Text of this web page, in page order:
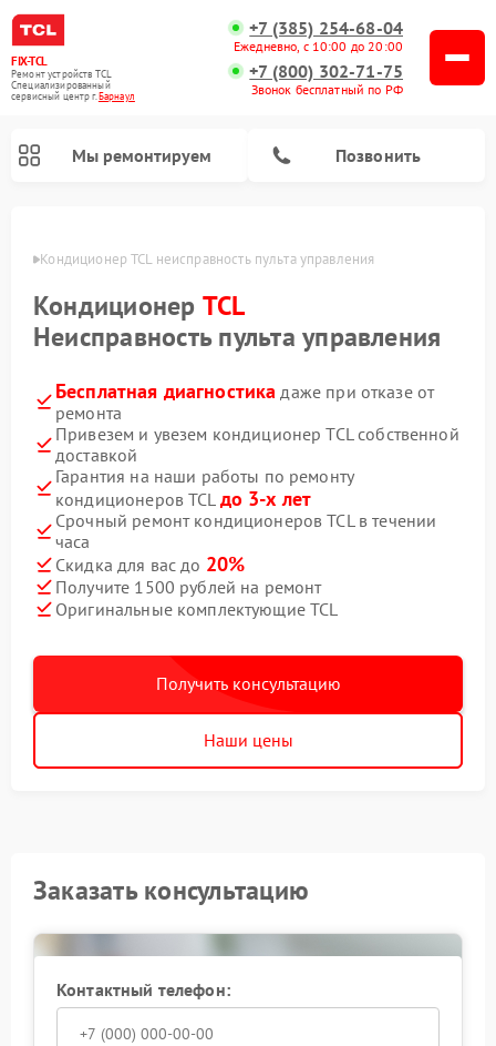
FIX-TCL
Ремонт устройств TCL
Специализированный
cервисный центр г.Барнаул
+7 (385) 254-68-04
Ежедневно, с 10:00 до 20:00
+7 (800) 302-71-75
Звонок бесплатный по РФ
Мы ремонтируем Позвонить
Кондиционер TCL неисправность пульта управления
Кондиционер TCL
Неисправность пульта управления
Бесплатная диагностика даже при отказе от
ремонта
Привезем и увезем кондиционер TCL собственной
доставкой
Гарантия на наши работы по ремонту
кондиционеров TCL до 3-х лет
Срочный ремонт кондиционеров TCL в течении
часа
Скидка для вас до 20%
Получите 1500 рублей на ремонт
Оригинальные комплектующие TCL
Получить консультацию
Наши цены
Заказать консультацию
Контактный телефон: